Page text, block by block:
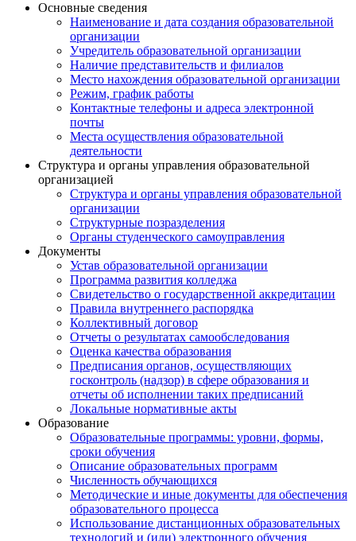
Основные сведения
Наименование и дата создания образовательной
организации
Учредитель образовательной организации
Наличие представительств и филиалов
Место нахождения образовательной организации
Режим, график работы
Контактные телефоны и адреса электронной
почты
Места осуществления образовательной
деятельности
Структура и органы управления образовательной
организацией
Структура и органы управления образовательной
организации
Структурные позразделения
Органы студенческого самоуправления
Документы
Устав образовательной организации
Программа развития колледжа
Свидетельство о государственной аккредитации
Правила внутреннего распорядка
Коллективный договор
Отчеты о результатах самообследования
Оценка качества образования
Предписания органов, осуществляющих
госконтроль (надзор) в сфере образования и
отчеты об исполнении таких предписаний
Локальные нормативные акты
Образование
Образовательные программы: уровни, формы,
сроки обучения
Описание образовательных программ
Численность обучающихся
Методические и иные документы для обеспечения
образовательного процесса
Использование дистанционных образовательных
технологий и (или) электронного обучения